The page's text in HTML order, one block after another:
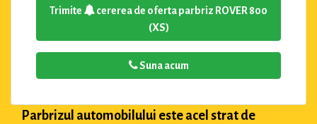
Trimite
cererea de oferta parbriz ROVER 800
(XS)
Suna acum
Parbrizul automobilului este acel strat de